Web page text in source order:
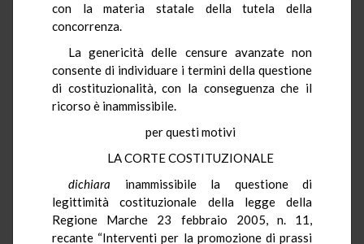
con la materia statale della tutela della
concorrenza.
La genericità delle censure avanzate non
consente di individuare i termini della questione
di costituzionalità, con la conseguenza che il
ricorso è inammissibile.
per questi motivi
LA CORTE COSTITUZIONALE
dichiara inammissibile la questione di
legittimità costituzionale della legge della
Regione Marche 23 febbraio 2005, n. 11,
recante “Interventi per la promozione di prassi